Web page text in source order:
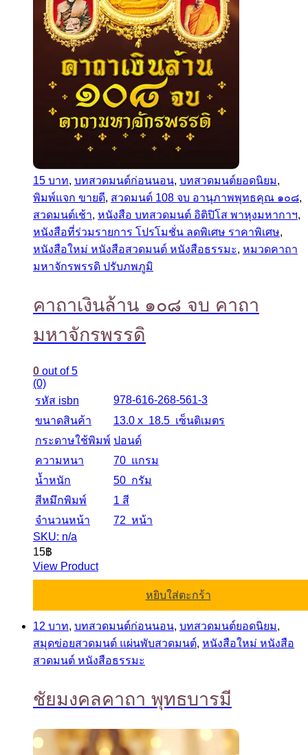
15 บาท, บทสวดมนต์ก่อนนอน, บทสวดมนต์ยอดนิยม,
พิมพ์แจก ขายดี, สวดมนต์ 108 จบ อานุภาพพุทธคุณ ๑๐๘,
สวดมนต์เช้า, หนังสือ บทสวดมนต์ อิติปิโส พาหุงมหากาฯ,
หนังสือที่ร่วมรายการ โปรโมชั่น ลดพิเศษ ราคาพิเศษ,
หนังสือใหม่ หนังสือสวดมนต์ หนังสือธรรมะ, หมวดคาถา
มหาจักรพรรดิ ปรับภพภูมิ
คาถาเงินล้าน ๑๐๘ จบ คาถา
มหาจักรพรรดิ
0 out of 5
(0)
รหัส isbn
978-616-268-561-3
ขนาดสินค้า
13.0 x 18.5 เซ็นติเมตร
กระดาษใช้พิมพ์ ปอนด์
ความหนา
70 แกรม
น้ำหนัก
50 กรัม
สีหมึกพิมพ์
1 สี
จำนวนหน้า
72 หน้า
SKU: n/a
15฿
View Product
หยิบใส่ตะกร้า
12 บาท, บทสวดมนต์ก่อนนอน, บทสวดมนต์ยอดนิยม,
สมุดข่อยสวดมนต์ แผ่นพับสวดมนต์, หนังสือใหม่ หนังสือ
สวดมนต์ หนังสือธรรมะ
ชัยมงคลคาถา พุทธบารมี